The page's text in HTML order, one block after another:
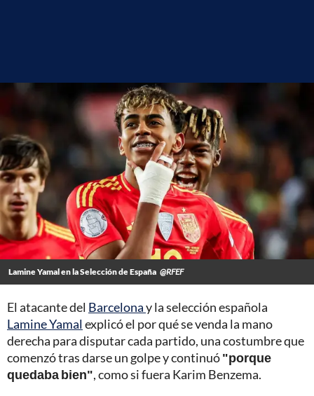
Lamine Yamal en la Selección de España @RFEF
El atacante del Barcelonay la selección española
Lamine Yamalexplicó el por qué se venda la mano
derecha para disputar cada partido, una costumbre que
comenzó tras darse un golpe y continuó"porque
quedaba bien", como si fuera Karim Benzema.